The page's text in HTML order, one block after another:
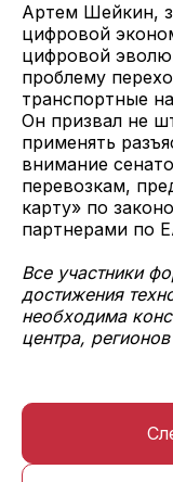
Артем Шейкин,
цифровой
цифровой
проблему
транспортные
Он призвал не
применять
внимание
перевозкам,
карту» по
партнерами по
Все участники
достижения
необходима
центра,